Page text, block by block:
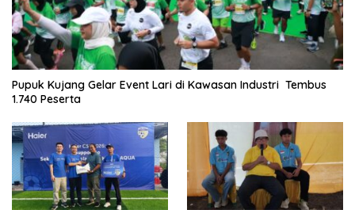
Pupuk Kujang Gelar Event Lari di Kawasan Industri Tembus
1.740 Peserta